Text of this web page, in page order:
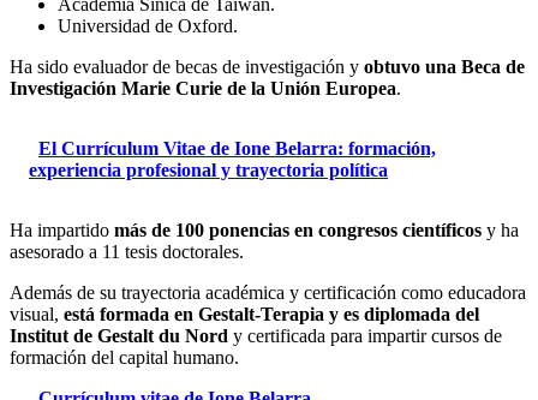
Academia Sinica de Taiwán.
Universidad de Oxford.
Ha sido evaluador de becas de investigación y obtuvo una Beca de
Investigación Marie Curie de la Unión Europea.
El Currículum Vitae de Ione Belarra: formación,
experiencia profesional y trayectoria política
Ha impartido más de 100 ponencias en congresos científicos y ha
asesorado a 11 tesis doctorales.
Además de su trayectoria académica y certificación como educadora
visual, está formada en Gestalt-Terapia y es diplomada del
Institut de Gestalt du Nord y certificada para impartir cursos de
formación del capital humano.